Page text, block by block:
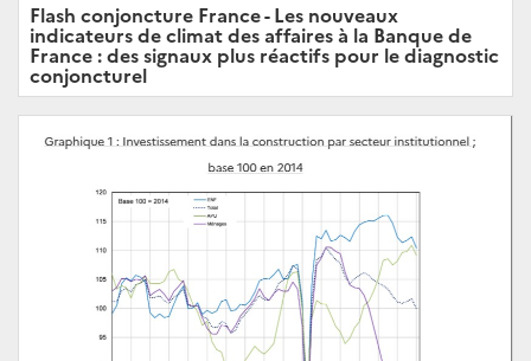
Flash conjoncture France - Les nouveaux
indicateurs de climat des affaires à la Banque de
France : des signaux plus réactifs pour le diagnostic
conjoncturel